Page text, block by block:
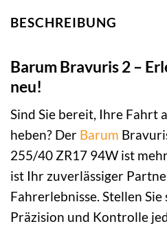
BESCHREIBUNG
Barum Bravuris 2 –
neu!
Sind Sie bereit, Ihre Fahrt
heben? Der Barum
255/40 ZR17 94W ist
ist Ihr zuverlässiger
Fahrerlebnisse. Stellen
Präzision und Kontrolle